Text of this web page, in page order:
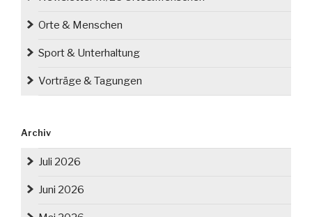
Orte & Menschen
Sport & Unterhaltung
Vorträge & Tagungen
Archiv
Juli 2026
Juni 2026